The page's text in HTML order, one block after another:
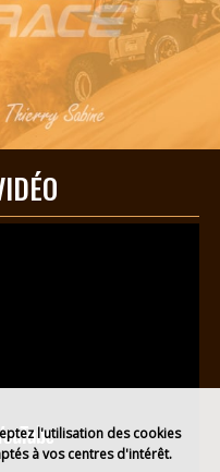
l'utilisation des cookies
à vos centres d'intérêt.